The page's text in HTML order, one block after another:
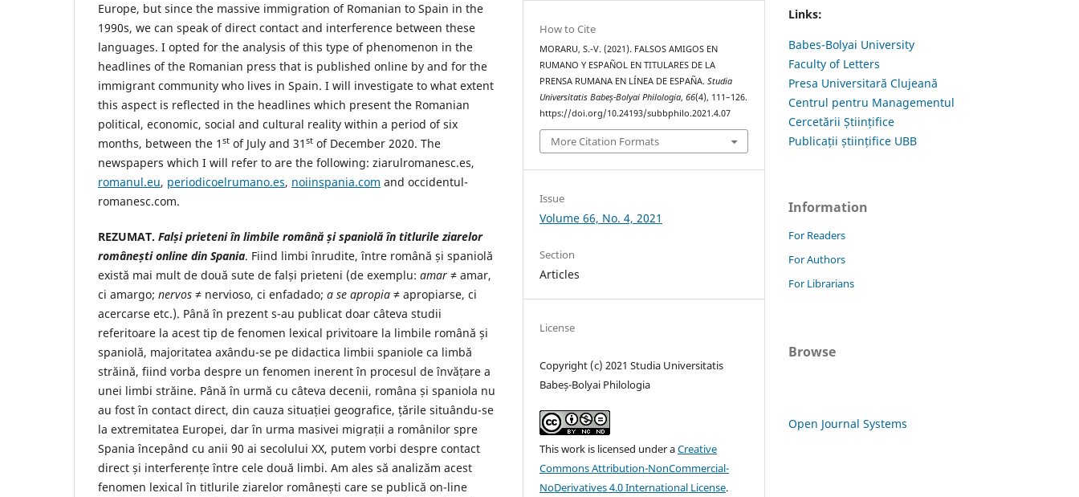
Europe, but since the massive immigration of Romanian to Spain in the
1990s, we can speak of direct contact and interference between these
languages. I opted for the analysis of this type of phenomenon in the
headlines of the Romanian press that is published online by and for the
immigrant community who lives in Spain. I will investigate to what extent
this aspect is reflected in the headlines which present the Romanian
political, economic, social and cultural reality within a period of six
months, between the 1 st of July and 31 st of December 2020. The
newspapers which I will refer to are the following: ziarulromanesc.es,
romanul.eu, periodicoelrumano.es, noiinspania.com and occidentul-
romanesc.com.
REZUMAT. Falși prieteni în limbile română și spaniolă în titlurile ziarelor
românești online din Spania. Fiind limbi înrudite, între română și spaniolă
există mai mult de două sute de falși prieteni (de exemplu: amar ≠ amar,
ci amargo; nervos ≠ nervioso, ci enfadado; a se apropia ≠ apropiarse, ci
acercarse etc.). Până în prezent s-au publicat doar câteva studii
referitoare la acest tip de fenomen lexical privitoare la limbile română și
spaniolă, majoritatea axându-se pe didactica limbii spaniole ca limbă
străină, fiind vorba despre un fenomen inerent în procesul de învățare a
unei limbi străine. Până în urmă cu câteva decenii, româna și spaniola nu
au fost în contact direct, din cauza situației geografice, țările situându-se
la extremitatea Europei, dar în urma masivei migrații a românilor spre
Spania începând cu anii `90 ai secolului XX, putem vorbi despre contact
direct și interferențe între cele două limbi. Am ales să analizăm acest
fenomen lexical în titlurile ziarelor românești care se publică on-line
How to Cite
MORARU, S.-V. (2021). FALSOS AMIGOS EN
RUMANO Y ESPAÑOL EN TITULARES DE LA
PRENSA RUMANA EN LÍNEA DE ESPAÑA.Studia
Universitatis Babeș-Bolyai Philologia,66(4), 111–126.
https://doi.org/10.24193/subbphilo.2021.4.07
More Citation Formats
Issue
Volume 66, No. 4, 2021
Section
Articles
License
Copyright (c) 2021 Studia Universitatis
Babeș-Bolyai Philologia
This work is licensed under aCreative
Commons Attribution-NonCommercial-
NoDerivatives 4.0 International License.
Links:
Babes-Bolyai University
Faculty of Letters
Presa Universitară Clujeană
Centrul pentru Managementul
Cercetării Științifice
Publicații științifice UBB
Information
For Readers
For Authors
For Librarians
Browse
Open Journal Systems